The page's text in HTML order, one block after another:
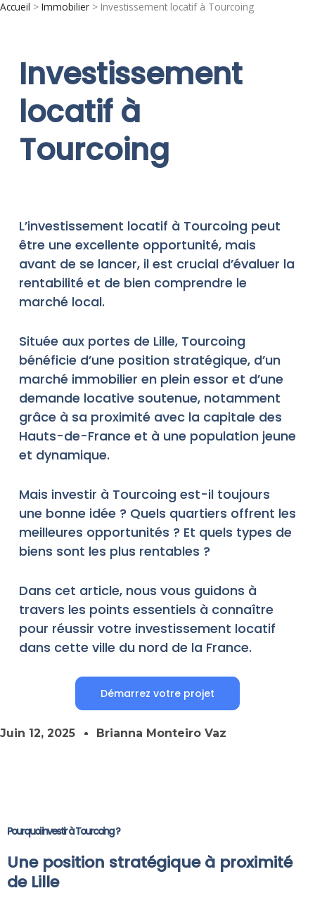
Aller
Accueil Immobilier Investissement locatif à Tourcoing
Investissement
locatif à
Tourcoing
L’investissement locatif à Tourcoing peut
être une excellente opportunité, mais
avant de se lancer, il est crucial d’évaluer la
rentabilité et de bien comprendre le
marché local.
Située aux portes de Lille, Tourcoing
bénéficie d’une position stratégique, d’un
marché immobilier en plein essor et d’une
demande locative soutenue, notamment
grâce à sa proximité avec la capitale des
Hauts-de-France et à une population jeune
et dynamique.
Mais investir à Tourcoing est-il toujours
une bonne idée ? Quels quartiers offrent les
meilleures opportunités ? Et quels types de
biens sont les plus rentables ?
Dans cet article, nous vous guidons à
travers les points essentiels à connaître
pour réussir votre investissement locatif
dans cette ville du nord de la France.
Démarrez votre projet
Juin 12, 2025 Brianna Monteiro Vaz
Pourquoi investir à Tourcoing ?
Une position stratégique à proximité
de Lille